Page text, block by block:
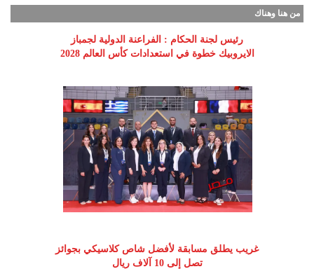
من هنا وهناك
رئيس لجنة الحكام : الفراعنة الدولية لجمباز
الايروبيك خطوة في استعدادات كأس العالم 2028
غريب يطلق مسابقة لأفضل شاص كلاسيكي بجوائز
تصل إلى 10 آلاف ريال